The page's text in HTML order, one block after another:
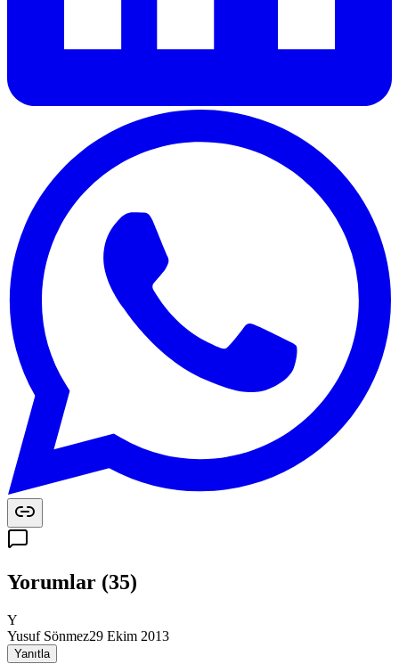
Yorumlar (35)
Y
Yusuf Sönmez29 Ekim 2013
Yanıtla